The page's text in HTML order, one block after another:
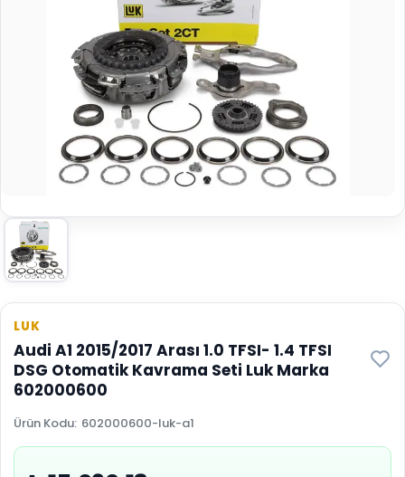
LUK
Audi A1 2015/2017 Arası 1.0 TFSI- 1.4 TFSI
DSG Otomatik Kavrama Seti Luk Marka
602000600
Ürün Kodu: 602000600-luk-a1